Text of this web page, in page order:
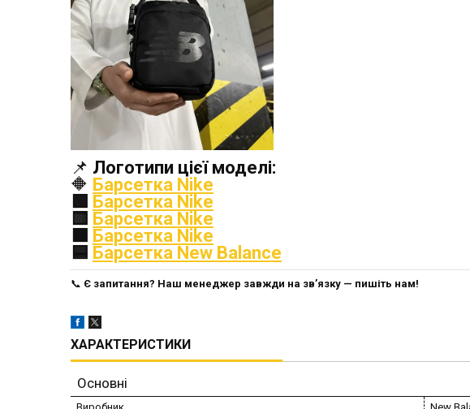
📌 Логотипи цієї моделі:
🔶 Барсетка Nike
Барсетка Nike
🟨 Барсетка Nike
Барсетка Nike
Барсетка New Balance
📞 Є запитання? Наш менеджер завжди на зв’язку — пишіть нам!
ХАРАКТЕРИСТИКИ
Основні